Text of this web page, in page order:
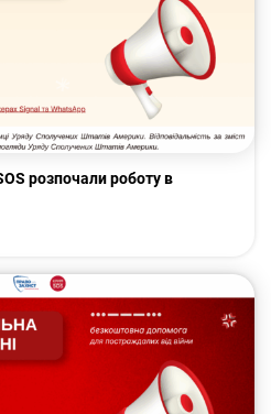
розпочали роботу в